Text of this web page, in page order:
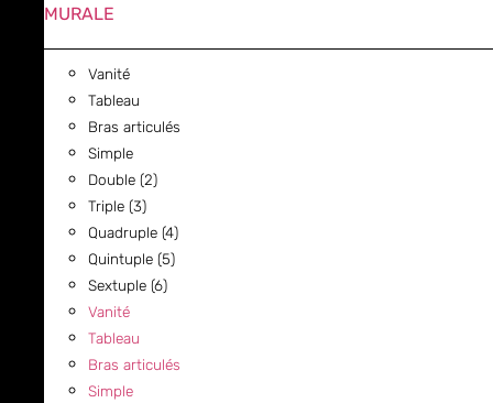
MURALE
Vanité
Tableau
Bras articulés
Simple
Double (2)
Triple (3)
Quadruple (4)
Quintuple (5)
Sextuple (6)
Vanité
Tableau
Bras articulés
Simple